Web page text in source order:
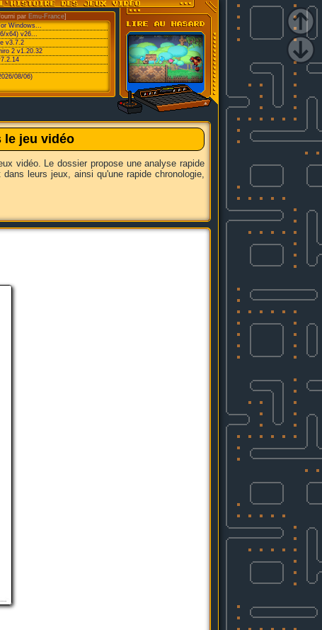
par Emu-France]
Windows...
x64) v26...
v3.7.2
2 v1.20.32
08/06)
le jeu vidéo
vidéo. Le dossier propose une analyse rapide
leurs jeux, ainsi qu'une rapide chronologie,